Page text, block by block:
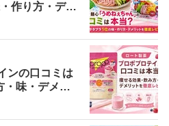
作り方・デメ
ンの口コミは
・味・デメリ